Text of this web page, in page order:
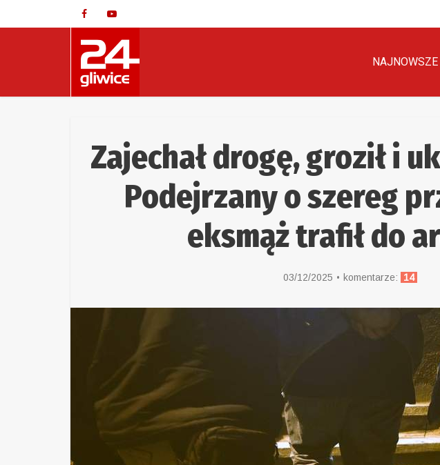
NAJNOWSZE
Zajechał drogę, groził i
Podejrzany o szereg
eksmąż trafił do
03/12/2025 komentarze: 14